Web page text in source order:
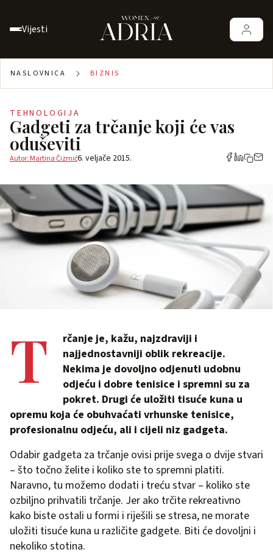
Vijesti
NASLOVNICA BIZNIS
TEHNOLOGIJA
Gadgeti za trčanje koji će vas
oduševiti
Autor: Martina Čizmić6. veljače 2015.
T
rčanje je, kažu, najzdraviji i
najjednostavniji oblik rekreacije.
Nekima je dovoljno odjenuti udobnu
odjeću i dobre tenisice i spremni su za
pokret. Drugi će uložiti tisuće kuna u
opremu koja će obuhvaćati vrhunske tenisice,
profesionalnu odjeću, ali i cijeli niz gadgeta.
Odabir gadgeta za trčanje ovisi prije svega o dvije stvari
– što točno želite i koliko ste to spremni platiti.
Naravno, tu možemo dodati i treću stvar – koliko ste
ozbiljno prihvatili trčanje. Jer ako trčite rekreativno
kako biste ostali u formi i riješili se stresa, ne morate
uložiti tisuće kuna u različite gadgete. Biti će dovoljni i
nekoliko stotina.